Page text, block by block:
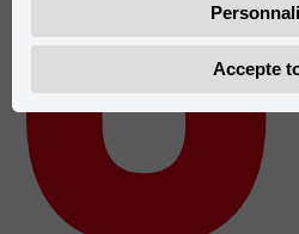
Accepte